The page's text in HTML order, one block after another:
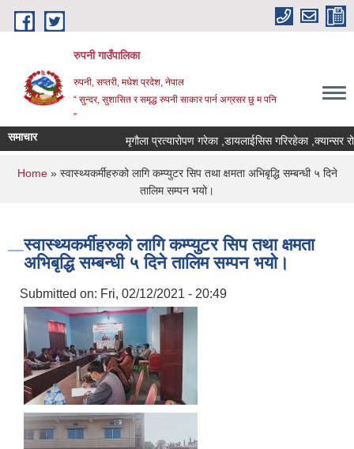
Skip to main content
रुपनी गाउँपालिका
रुपनी, सप्तरी, मधेश प्रदेश, नेपाल
“ सुन्दर, सुशासित र समृद्ध रुपनी साकार पार्न अग्रसर छु म पनि
”
समाचार मृगौला प्रत्यारोपण गरेका ,डायलाईसिस गरिरहेका ,क्यान्सर
You are here
Home» स्वास्थ्यकर्मीहरुको लागि कम्प्युटर सिप तथा क्षमता अभिबृद्धि सम्बन्धी ५ दिने
तालिम सम्पन भयो।
स्वास्थ्यकर्मीहरुको लागि कम्प्युटर सिप तथा क्षमता
अभिबृद्धि सम्बन्धी ५ दिने तालिम सम्पन भयो।
Submitted on: Fri, 02/12/2021 - 20:49